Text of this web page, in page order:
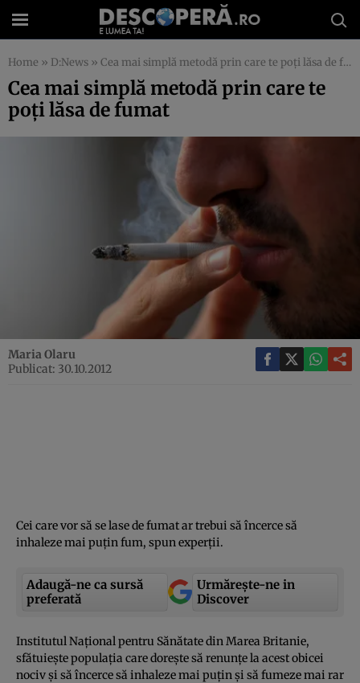
Home » D:News » Cea mai simplă metodă prin care te poţi lăsa de fumat
Cea mai simplă metodă prin care te
poţi lăsa de fumat
Maria Olaru
Publicat: 30.10.2012
Cei care vor să se lase de fumat ar trebui să încerce să
inhaleze mai puţin fum, spun experţii.
Adaugă-ne ca sursă
preferată
Urmărește-ne in
Discover
Institutul Naţional pentru Sănătate din Marea Britanie,
sfătuieşte populaţia care doreşte să renunţe la acest obicei
nociv şi să încerce să inhaleze mai puţin şi să fumeze mai rar